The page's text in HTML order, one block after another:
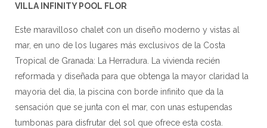
VILLA INFINITY POOL FLOR
Este maravilloso chalet con un diseño moderno y vistas al
mar, en uno de los lugares más exclusivos de la Costa
Tropical de Granada: La Herradura. La vivienda recién
reformada y diseñada para que obtenga la mayor claridad la
mayoria del dia, la piscina con borde infinito que da la
sensación que se junta con el mar, con unas estupendas
tumbonas para disfrutar del sol que ofrece esta costa.